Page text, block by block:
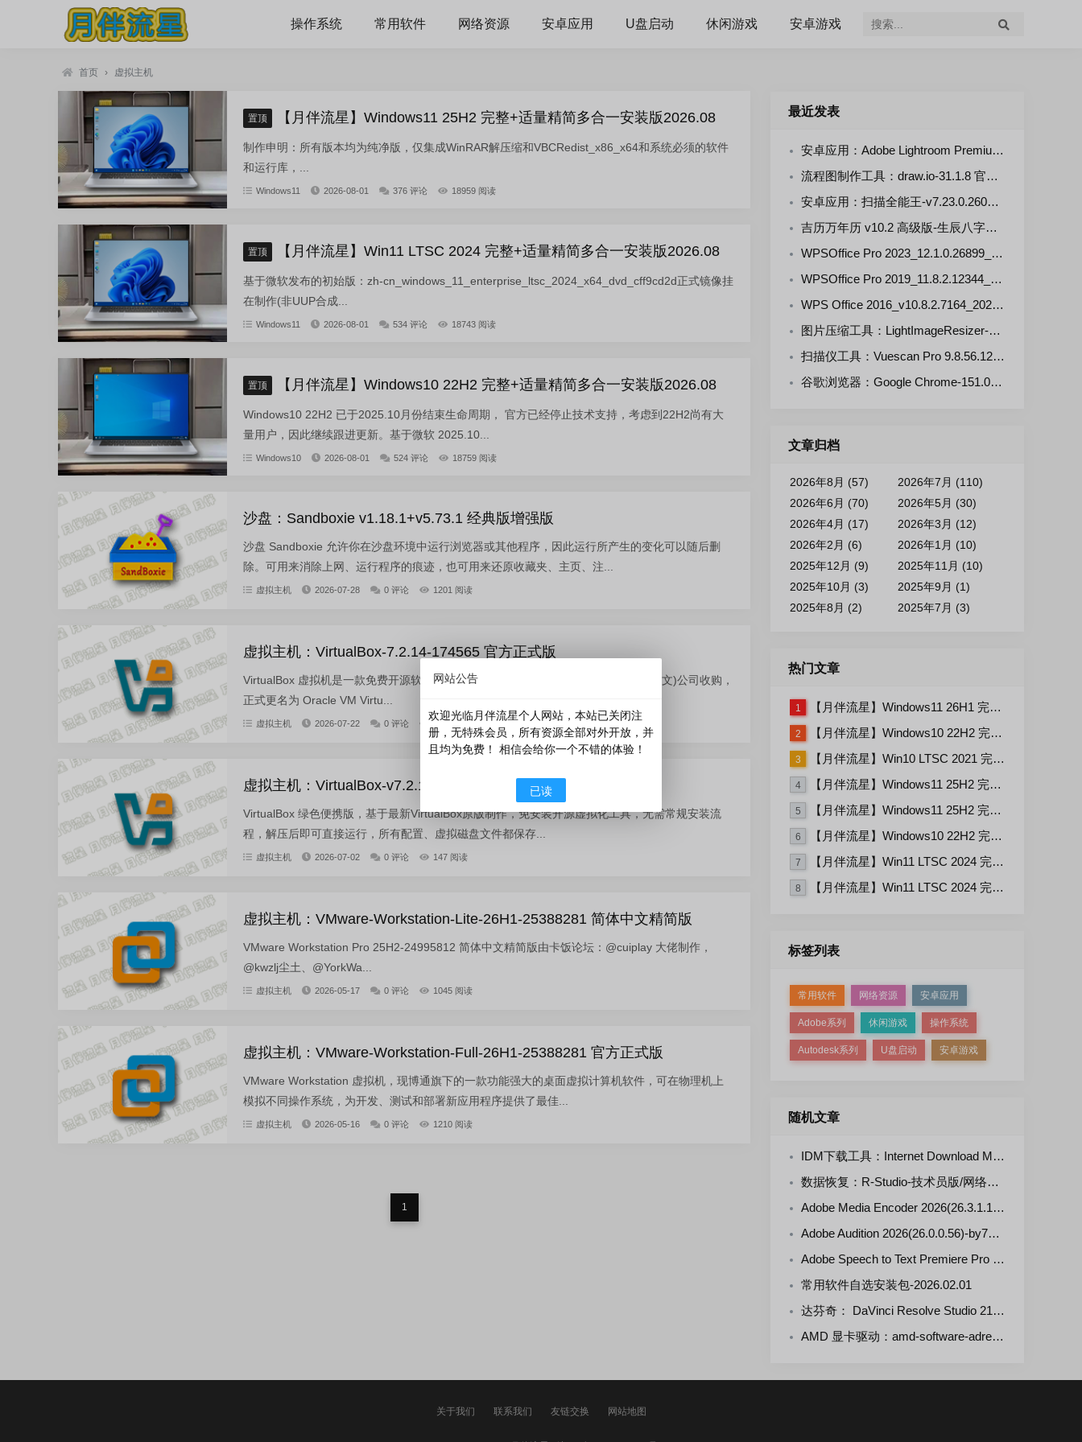
操作系统 常用软件 网络资源 安卓应用 U盘启动 休闲游戏 安卓游戏
首页 › 虚拟主机
置顶 【月伴流星】Windows11 25H2 完整+适量精简多合一安装版2026.08
制作申明：所有版本均为纯净版，仅集成WinRAR解压缩和VBCRedist_x86_x64和系统必须的软件
和运行库，...
Windows11 2026-08-01 376 评论 18959 阅读
置顶 【月伴流星】Win11 LTSC 2024 完整+适量精简多合一安装版2026.08
基于微软发布的初始版：zh-cn_windows_11_enterprise_ltsc_2024_x64_dvd_cff9cd2d正式镜像挂
在制作(非UUP合成...
Windows11 2026-08-01 534 评论 18743 阅读
置顶 【月伴流星】Windows10 22H2 完整+适量精简多合一安装版2026.08
Windows10 22H2 已于2025.10月份结束生命周期， 官方已经停止技术支持，考虑到22H2尚有大
量用户，因此继续跟进更新。基于微软 2025.10...
Windows10 2026-08-01 524 评论 18759 阅读
沙盘：Sandboxie v1.18.1+v5.73.1 经典版增强版
沙盘 Sandboxie 允许你在沙盘环境中运行浏览器或其他程序，因此运行所产生的变化可以随后删
除。可用来消除上网、运行程序的痕迹，也可用来还原收藏夹、主页、注...
虚拟主机 2026-07-28 0 评论 1201 阅读
虚拟主机：VirtualBox-7.2.14-174565 官方正式版
VirtualBox 虚拟机是一款免费开源软件，由德国 Innotek 公司开发，后被Oracle(甲骨文)公司收购，
正式更名为 Oracle VM Virtu...
虚拟主机 2026-07-22 0 评论 1167 阅读
虚拟主机：VirtualBox-v7.2.12.174389 绿色便携版
VirtualBox 绿色便携版，基于最新VirtualBox原版制作，免安装开源虚拟化工具，无需常规安装流
程，解压后即可直接运行，所有配置、虚拟磁盘文件都保存...
虚拟主机 2026-07-02 0 评论 147 阅读
虚拟主机：VMware-Workstation-Lite-26H1-25388281 简体中文精简版
VMware Workstation Pro 25H2-24995812 简体中文精简版由卡饭论坛：@cuiplay 大佬制作，
@kwzlj尘土、@YorkWa...
虚拟主机 2026-05-17 0 评论 1045 阅读
虚拟主机：VMware-Workstation-Full-26H1-25388281 官方正式版
VMware Workstation 虚拟机，现博通旗下的一款功能强大的桌面虚拟计算机软件，可在物理机上
模拟不同操作系统，为开发、测试和部署新应用程序提供了最佳...
虚拟主机 2026-05-16 0 评论 1210 阅读
1
最近发表
安卓应用：Adobe Lightroom Premium-v11.5.0(711105000) 解锁版
流程图制作工具：draw.io-31.1.8 官方正式版
安卓应用：扫描全能王-v7.23.0.2607290000-VIP 解锁版
吉历万年历 v10.2 高级版-生辰八字，择日禁忌，运势财运
WPSOffice Pro 2023_12.1.0.26899_20260806 雨糖科技特别版
WPSOffice Pro 2019_11.8.2.12344_20260806 雨糖科技特别版
WPS Office 2016_v10.8.2.7164_20260806 雨糖科技特别版
图片压缩工具：LightImageResizer-v7.6.5.176 绿色版
扫描仪工具：Vuescan Pro 9.8.56.12 中文绿色便携版
谷歌浏览器：Google Chrome-151.0.7922.109 官方正式版+便携增强版
文章归档
2026年8月 (57)
2026年7月 (110)
2026年6月 (70)
2026年5月 (30)
2026年4月 (17)
2026年3月 (12)
2026年2月 (6)
2026年1月 (10)
2025年12月 (9)
2025年11月 (10)
2025年10月 (3)
2025年9月 (1)
2025年8月 (2)
2025年7月 (3)
热门文章
1 【月伴流星】Windows11 26H1 完整+适量精简多合一安装版2026.07
2 【月伴流星】Windows10 22H2 完整+适量精简多合一安装版2026.06
3 【月伴流星】Win10 LTSC 2021 完整+适量精简多合一安装版2026.03
4 【月伴流星】Windows11 25H2 完整+适量精简多合一安装版2026.06
5 【月伴流星】Windows11 25H2 完整+适量精简多合一安装版2026.08
6 【月伴流星】Windows10 22H2 完整+适量精简多合一安装版2026.08
7 【月伴流星】Win11 LTSC 2024 完整+适量精简多合一安装版2026.08
8 【月伴流星】Win11 LTSC 2024 完整+适量精简多合一安装版2026.06
标签列表
常用软件 网络资源 安卓应用
Adobe系列 休闲游戏 操作系统
Autodesk系列 U盘启动 安卓游戏
随机文章
IDM下载工具：Internet Download Manager-v6.43.7.3-MagicGenius 静默版
数据恢复：R-Studio-技术员版/网络版-v9.5.191802 中文绿色便携版
Adobe Media Encoder 2026(26.3.1.1)-by7997 多语言轻量便携版
Adobe Audition 2026(26.0.0.56)-by7997 多语言便携版
Adobe Speech to Text Premiere Pro 2026(v2.2.5)-m0nkrus 多语言版
常用软件自选安装包-2026.02.01
达芬奇： DaVinci Resolve Studio 21.0.3.7-by7997 多语言便携版
AMD 显卡驱动：amd-software-adrenalin-edition-26.7.1官方正式版
关于我们 联系我们 友链交换 网站地图
网站公告
欢迎光临月伴流星个人网站，本站已关闭注
册，无特殊会员，所有资源全部对外开放，并
且均为免费！ 相信会给你一个不错的体验！
已读